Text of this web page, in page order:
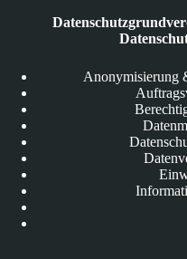
Anonymisierung